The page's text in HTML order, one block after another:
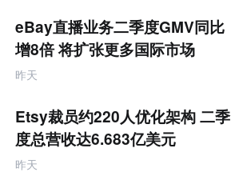
eBay直播业务二季度GMV同比
增8倍 将扩张更多国际市场
昨天
Etsy裁员约220人优化架构 二季
度总营收达6.683亿美元
昨天